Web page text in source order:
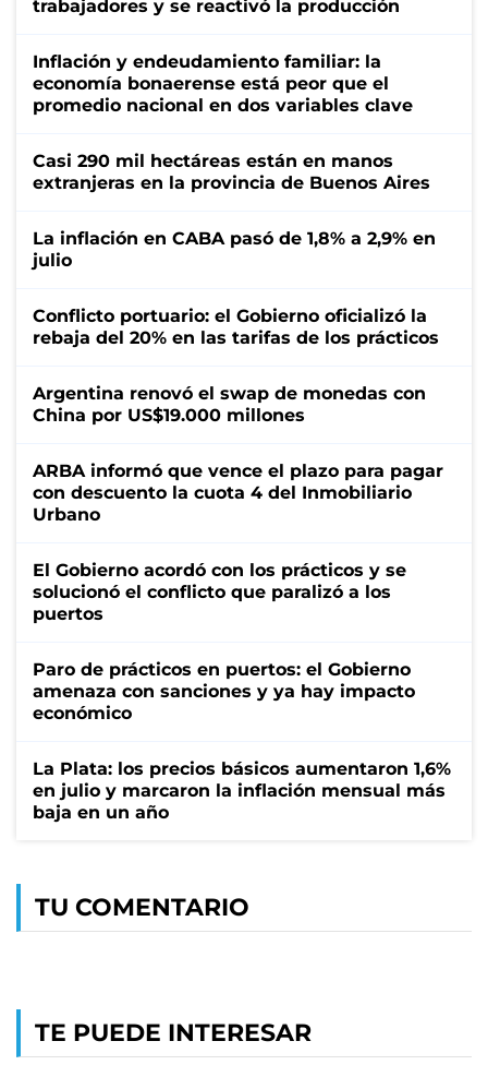
trabajadores y se reactivó la producción
Inflación y endeudamiento familiar: la
economía bonaerense está peor que el
promedio nacional en dos variables clave
Casi 290 mil hectáreas están en manos
extranjeras en la provincia de Buenos Aires
La inflación en CABA pasó de 1,8% a 2,9% en
julio
Conflicto portuario: el Gobierno oficializó la
rebaja del 20% en las tarifas de los prácticos
Argentina renovó el swap de monedas con
China por US$19.000 millones
ARBA informó que vence el plazo para pagar
con descuento la cuota 4 del Inmobiliario
Urbano
El Gobierno acordó con los prácticos y se
solucionó el conflicto que paralizó a los
puertos
Paro de prácticos en puertos: el Gobierno
amenaza con sanciones y ya hay impacto
económico
La Plata: los precios básicos aumentaron 1,6%
en julio y marcaron la inflación mensual más
baja en un año
TU COMENTARIO
TE PUEDE INTERESAR